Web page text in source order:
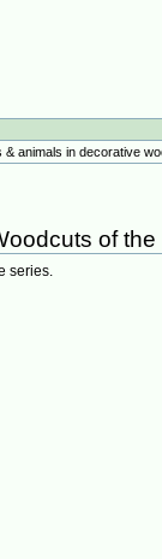
& animals in decorative
of
series.